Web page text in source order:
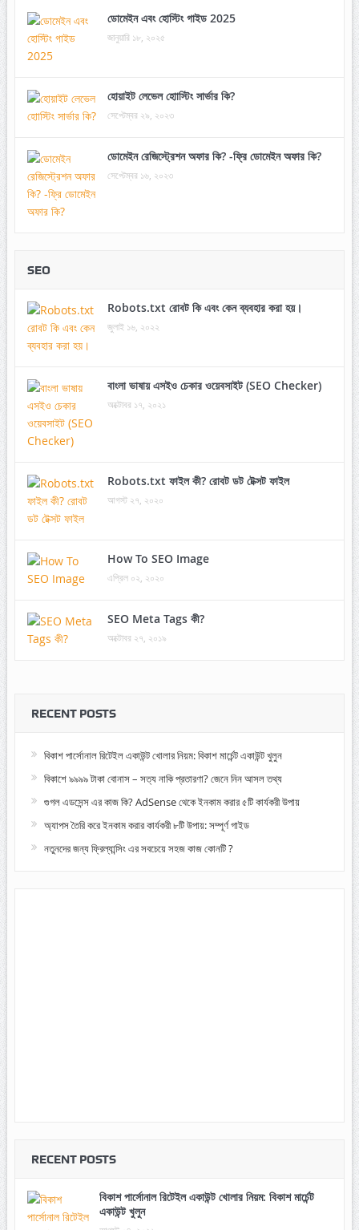
ডোমেইন এবং হোস্টিং গাইড 2025
জানুয়ারি ১৮, ২০২৫
হোয়াইট লেভেল হোাস্টিং সার্ভার কি?
সেপ্টেম্বর ২৯, ২০২৩
ডোমেইন রেজিস্ট্রেশন অফার কি? -ফ্রি ডোমেইন অফার কি?
সেপ্টেম্বর ১৬, ২০২৩
SEO
Robots.txt রোবট কি এবং কেন ব্যবহার করা হয়।
জুলাই ১৬, ২০২২
বাংলা ভাষায় এসইও চেকার ওয়েবসাইট (SEO Checker)
অক্টোবর ১৭, ২০২১
Robots.txt ফাইল কী? রোবট ডট টেক্সট ফাইল
আগস্ট ২৭, ২০২০
How To SEO Image
এপ্রিল ০২, ২০২০
SEO Meta Tags কী?
অক্টোবর ২৭, ২০১৯
RECENT POSTS
বিকাশ পার্সোনাল রিটেইল একাউন্ট খোলার নিয়ম: বিকাশ মার্চেন্ট একাউন্ট খুলুন
বিকাশে ৯৯৯৯ টাকা বোনাস – সত্য নাকি প্রতারণা? জেনে নিন আসল তথ্য
গুগল এডসেন্স এর কাজ কি? AdSense থেকে ইনকাম করার ৫টি কার্যকরী উপায়
অ্যাপস তৈরি করে ইনকাম করার কার্যকরী ৮টি উপায়: সম্পূর্ণ গাইড
নতুনদের জন্য ফ্রিল্যান্সিং এর সবচেয়ে সহজ কাজ কোনটি ?
RECENT POSTS
বিকাশ পার্সোনাল রিটেইল একাউন্ট খোলার নিয়ম: বিকাশ মার্চেন্ট
একাউন্ট খুলুন